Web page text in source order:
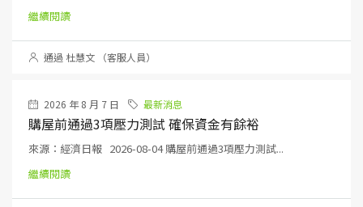
繼續閱讀
通過 杜慧文 （客服人員）
2026 年 8 月 7 日 最新消息
購屋前通過3項壓力測試 確保資金有餘裕
來源：經濟日報 2026-08-04 購屋前通過3項壓力測試...
繼續閱讀